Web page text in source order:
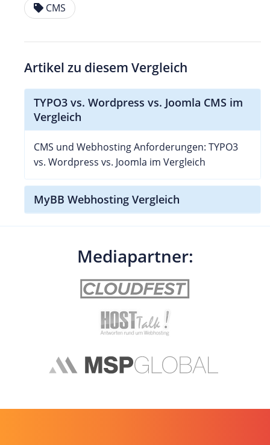
CMS
Artikel zu diesem Vergleich
TYPO3 vs. Wordpress vs. Joomla CMS im
Vergleich
CMS und Webhosting Anforderungen: TYPO3
vs. Wordpress vs. Joomla im Vergleich
MyBB Webhosting Vergleich
Mediapartner: